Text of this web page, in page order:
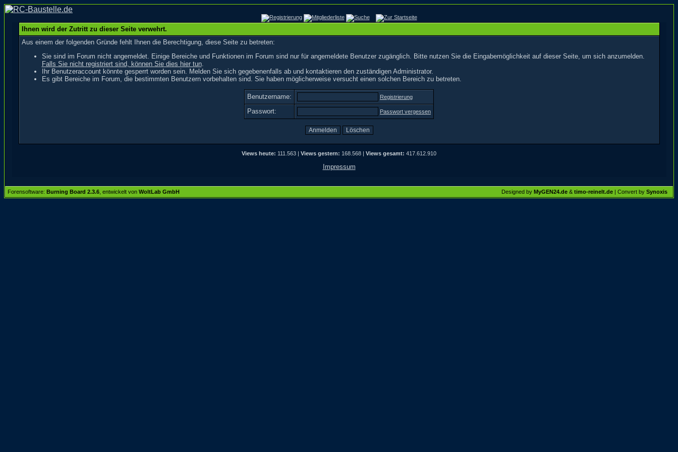
Ihnen wird der Zutritt zu dieser Seite verwehrt.
Aus einem der folgenden Gründe fehlt Ihnen die Berechtigung, diese Seite zu betreten:
Sie sind im Forum nicht angemeldet. Einige Bereiche und Funktionen im Forum sind nur für angemeldete Benutzer zugänglich. Bitte nutzen Sie die Eingabemöglichkeit auf dieser Seite, um sich anzumelden.
Falls Sie nicht registriert sind, können Sie dies hier tun.
Ihr Benutzeraccount könnte gesperrt worden sein. Melden Sie sich gegebenenfalls ab und kontaktieren den zuständigen Administrator.
Es gibt Bereiche im Forum, die bestimmten Benutzern vorbehalten sind. Sie haben möglicherweise versucht einen solchen Bereich zu betreten.
Benutzername: Registrierung
Passwort: Passwort vergessen
Views heute: 111.563 | Views gestern: 168.568 | Views gesamt: 417.612.910
Impressum
Forensoftware: Burning Board 2.3.6 , entwickelt von WoltLab GmbH Designed by MyGEN24.de & timo-reinelt.de | Convert by Synoxis